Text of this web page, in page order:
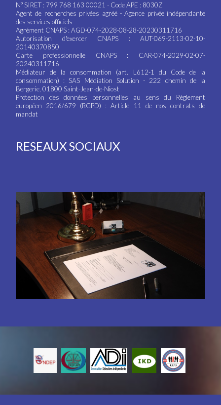
N° SIRET : 799 768 163 00021 - Code APE : 8030Z
Agent de recherches privées agréé - Agence privée indépendante
des services officiels
Agrément CNAPS : AGD-074-2028-08-28-20230311716
Autorisation d'exercer CNAPS : AUT-069-2113-02-10-
20140370850
Carte professionnelle CNAPS : CAR-074-2029-02-07-
20240311716
Médiateur de la consommation (art. L612-1 du Code de la
consommation) : SAS Médiation Solution - 222 chemin de la
Bergerie, 01800 Saint-Jean-de-Niost
Protection des données personnelles au sens du Règlement
européen 2016/679 (RGPD) : Article 11 de nos contrats de
mandat
RESEAUX SOCIAUX